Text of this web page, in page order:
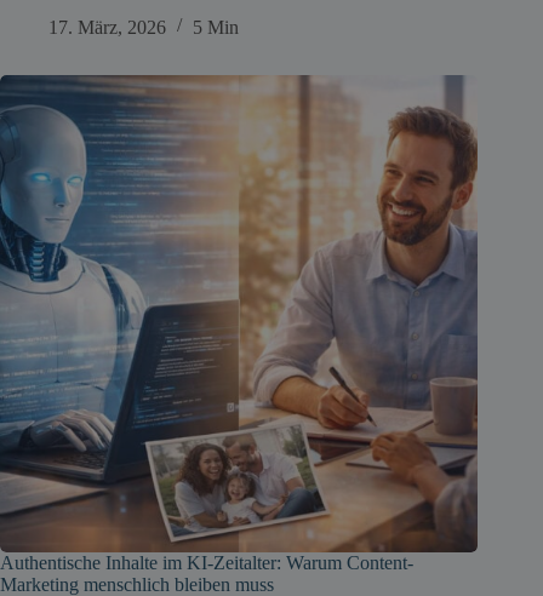
17. März, 2026
5 Min
Authentische Inhalte im KI-Zeitalter: Warum Content-
Marketing menschlich bleiben muss